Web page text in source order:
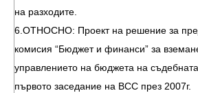
на разходите.
6.ОТНОСНО: Проект на решение за
комисия “Бюджет и финанси” за
управлението на бюджета на
първото заседание на ВСС през 2007г.